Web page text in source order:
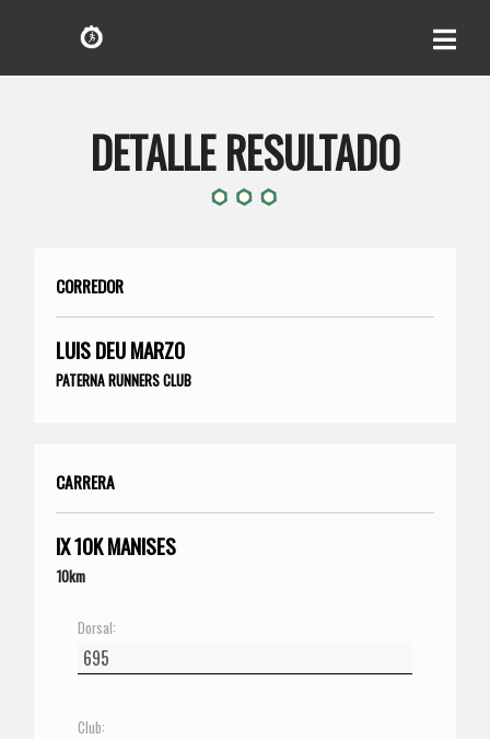
DETALLE RESULTADO
CORREDOR
LUIS DEU MARZO
PATERNA RUNNERS CLUB
CARRERA
IX 10K MANISES
10km
Dorsal:
Club: